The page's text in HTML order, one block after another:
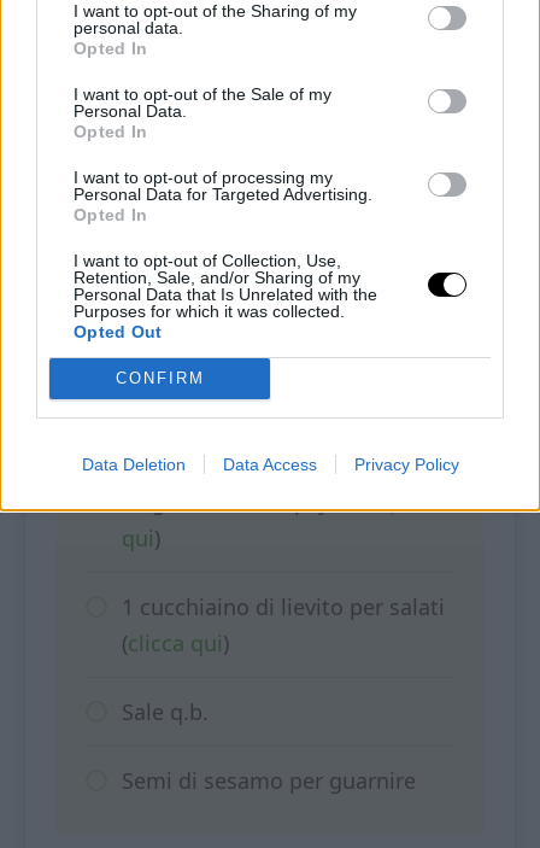
I want to opt-out of the Sharing of my
personal data.
Opted In
I want to opt-out of the Sale of my
Personal Data.
Opted In
I want to opt-out of processing my
Personal Data for Targeted Advertising.
Opted In
I want to opt-out of Collection, Use,
Retention, Sale, and/or Sharing of my
Personal Data that Is Unrelated with the
Purposes for which it was collected.
Opted Out
CONFIRM
Data Deletion Data Access Privacy Policy
non è espressamente indicata ne pregiudicherà il
risultato finale.
INGREDIENTI
50 g di yogurt greco
1 cucchiaio di olio di oliva
1 cucchiaio di acqua
30 g di farina di mandorle (
10 g di buccia di psyllium (clicca
qui)
1 cucchiaino di lievito per salati
(clicca qui)
Sale q.b.
Semi di sesamo per guarnire